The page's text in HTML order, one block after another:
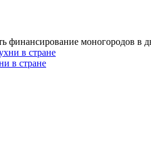
финансирование моногородов в
в стране